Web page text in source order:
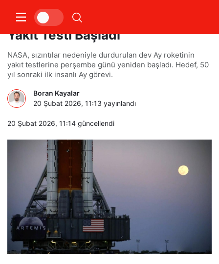
NASA’nın Ay Yolculuğu İçin Kritik
Yakıt Testi Başladı
NASA, sızıntılar nedeniyle durdurulan dev Ay roketinin
yakıt testlerine perşembe günü yeniden başladı. Hedef, 50
yıl sonraki ilk insanlı Ay görevi.
Boran Kayalar
20 Şubat 2026, 11:13 yayınlandı
20 Şubat 2026, 11:14 güncellendi